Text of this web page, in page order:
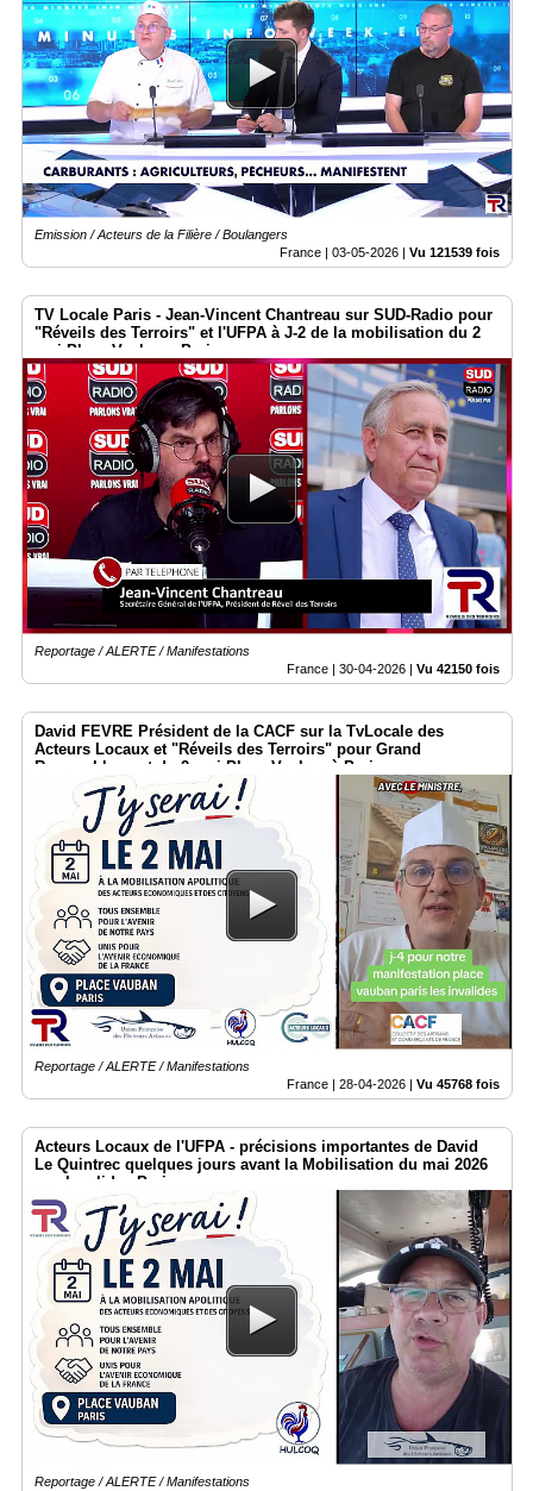
Emission / Acteurs de la Filière / Boulangers
France | 03-05-2026 Vu 121539 fois
TV Locale Paris - Jean-Vincent Chantreau sur SUD-Radio pour
"Réveils des Terroirs" et l'UFPA à J-2 de la mobilisation du 2
mai Place Vauban - Paris
Reportage / ALERTE / Manifestations
France | 30-04-2026 | Vu 42150 fois
David FEVRE Président de la CACF sur la TvLocale des
Acteurs Locaux et "Réveils des Terroirs" pour Grand
Rassemblement du 2 mai Place Vauban à Paris
Reportage / ALERTE / Manifestations
France | 28-04-2026 | Vu 45768 fois
Acteurs Locaux de l'UFPA - précisions importantes de David
Le Quintrec quelques jours avant la Mobilisation du mai 2026
aux Invalides Paris
Reportage / ALERTE / Manifestations